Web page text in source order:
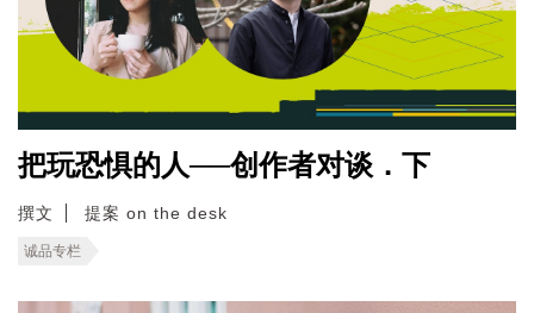
把玩恐惧的人──创作者对谈．下
撰文 提案 on the desk
诚品专栏